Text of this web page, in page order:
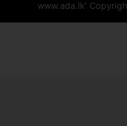
www.ada.lk'